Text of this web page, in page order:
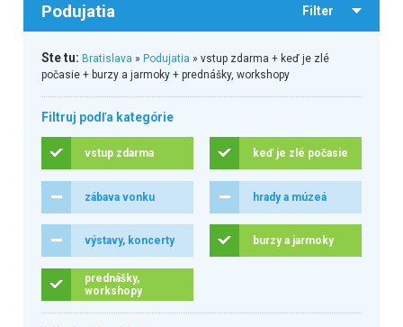
Podujatia Filter
Ste tu: Bratislava » Podujatia » vstup zdarma + keď je zlé
počasie + burzy a jarmoky + prednášky, workshopy
Filtruj podľa kategórie
vstup zdarma keď je zlé počasie
zábava vonku hrady a múzeá
výstavy, koncerty burzy a jarmoky
prednášky,
workshopy